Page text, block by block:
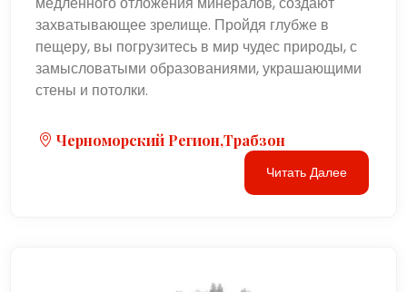
захватывающее зрелище. Пройдя глубже в
пещеру, вы погрузитесь в мир чудес природы, с
замысловатыми образованиями, украшающими
стены и потолки.
Черноморский Регион,Трабзон
Читать Далее